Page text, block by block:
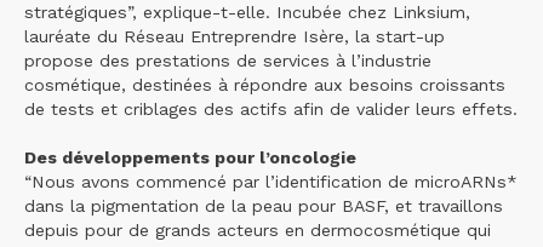
stratégiques”, explique-t-elle. Incubée chez Linksium,
lauréate du Réseau Entreprendre Isère, la start-up
propose des prestations de services à l’industrie
cosmétique, destinées à répondre aux besoins croissants
de tests et criblages des actifs afin de valider leurs effets.
Des développements pour l’oncologie
“Nous avons commencé par l’identification de microARNs*
dans la pigmentation de la peau pour BASF, et travaillons
depuis pour de grands acteurs en dermocosmétique qui